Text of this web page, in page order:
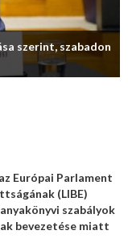
szerint, szabadon
Európai Parlament
(LIBE)
szabályok
bevezetése miatt